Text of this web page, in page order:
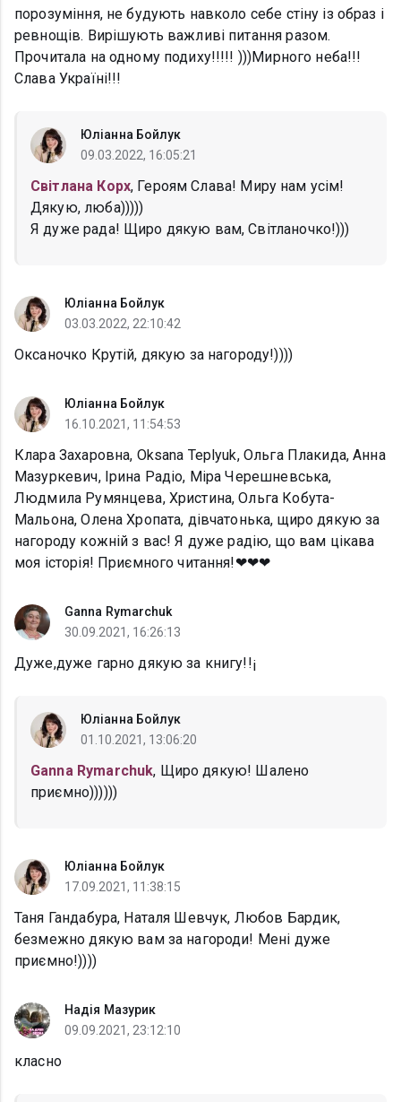
порозуміння, не будують навколо себе стіну із образ і
ревнощів. Вирішують важливі питання разом.
Прочитала на одному подиху!!!!! )))Мирного неба!!!
Слава Україні!!!
Юліанна Бойлук
09.03.2022, 16:05:21
Світлана Корх, Героям Слава! Миру нам усім!
Дякую, люба)))))
Я дуже рада! Щиро дякую вам, Світланочко!)))
Юліанна Бойлук
03.03.2022, 22:10:42
Оксаночко Крутій, дякую за нагороду!))))
Юліанна Бойлук
16.10.2021, 11:54:53
Клара Захаровна, Oksana Teplyuk, Ольга Плакида, Анна
Мазуркевич, Ірина Радіо, Міра Черешневська,
Людмила Румянцева, Христина, Ольга Кобута-
Мальона, Олена Хропата, дівчатонька, щиро дякую за
нагороду кожній з вас! Я дуже радію, що вам цікава
моя історія! Приємного читання!❤❤❤
Ganna Rymarchuk
30.09.2021, 16:26:13
Дуже,дуже гарно дякую за книгу!!¡
Юліанна Бойлук
01.10.2021, 13:06:20
Ganna Rymarchuk, Щиро дякую! Шалено
приємно))))))
Юліанна Бойлук
17.09.2021, 11:38:15
Таня Гандабура, Наталя Шевчук, Любов Бардик,
безмежно дякую вам за нагороди! Мені дуже
приємно!))))
Надія Мазурик
09.09.2021, 23:12:10
класно